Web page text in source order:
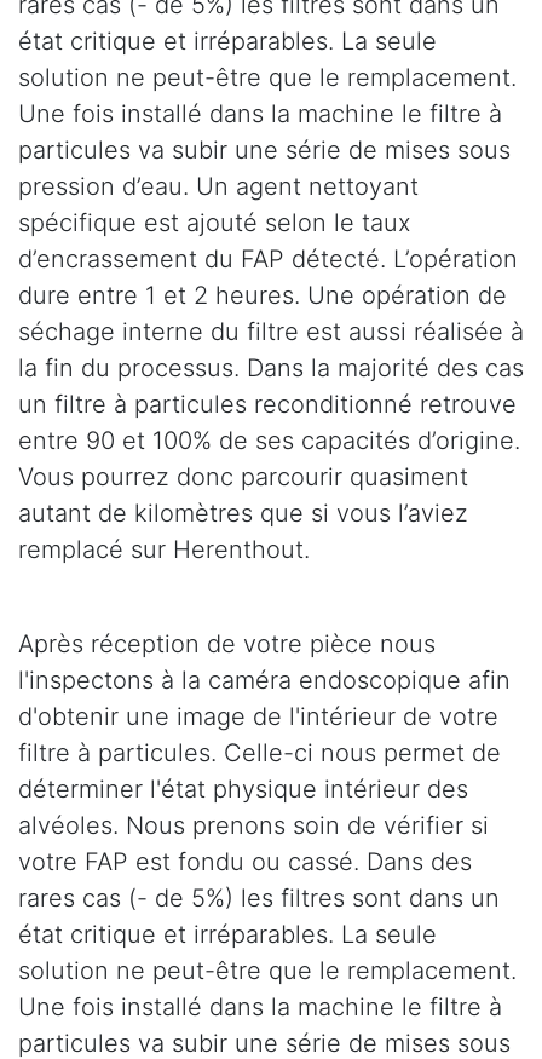
état critique et irréparables. La seule
solution ne peut-être que le remplacement.
Une fois installé dans la machine le filtre à
particules va subir une série de mises sous
pression d’eau. Un agent nettoyant
spécifique est ajouté selon le taux
d’encrassement du FAP détecté. L’opération
dure entre 1 et 2 heures. Une opération de
séchage interne du filtre est aussi réalisée à
la fin du processus. Dans la majorité des cas
un filtre à particules reconditionné retrouve
entre 90 et 100% de ses capacités d’origine.
Vous pourrez donc parcourir quasiment
autant de kilomètres que si vous l’aviez
remplacé sur Herenthout.
Après réception de votre pièce nous
l'inspectons à la caméra endoscopique afin
d'obtenir une image de l'intérieur de votre
filtre à particules. Celle-ci nous permet de
déterminer l'état physique intérieur des
alvéoles. Nous prenons soin de vérifier si
votre FAP est fondu ou cassé. Dans des
rares cas (- de 5%) les filtres sont dans un
état critique et irréparables. La seule
solution ne peut-être que le remplacement.
Une fois installé dans la machine le filtre à
particules va subir une série de mises sous